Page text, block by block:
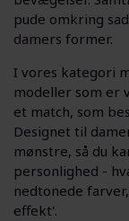
pude omkring
damers former.
I vores kategori
modeller som er
et match, som
Designet til
mønstre, så du
personlighed -
nedtonede
effekt'.